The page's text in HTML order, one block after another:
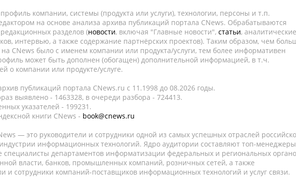
компании, системы (продукта или услуги), технологии, персоны и т.п.
на основе анализа архива публикаций портала CNews. Обрабатываются
разделов (новости, включая "Главные новости", статьи, аналитические
интервью, а также содержание партнёрских проектов). Таким образом, чем
CNews было с именем компании или продукта/услуги, тем более информативен
может быть дополнен (обогащен) дополнительной информацией, в т.ч.
о компании или продукте/услуге.
публикаций портала CNews.ru c 11.1998 до 08.2026 годы.
выявлено - 1463328, в очереди разбора - 724413.
указателей - 199231.
книги CNews - book@cnews.ru
— это руководители и сотрудники одной из самых успешных отраслей
информационных технологий. Ядро аудитории составляют топ-
специалисты департаментов информатизации федеральных и региональных
власти, банков, промышленных компаний, розничных сетей, а также
и сотрудники компаний-поставщиков информационных технологий и услуг связи.